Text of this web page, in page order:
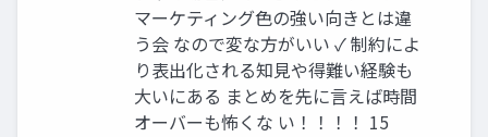
マーケティング色の強い向きとは違
う会 なので変な方がいい ✓ 制約によ
り表出化される知見や得難い経験も
大いにある まとめを先に言えば時間
オーバーも怖くな い！！！！ 15